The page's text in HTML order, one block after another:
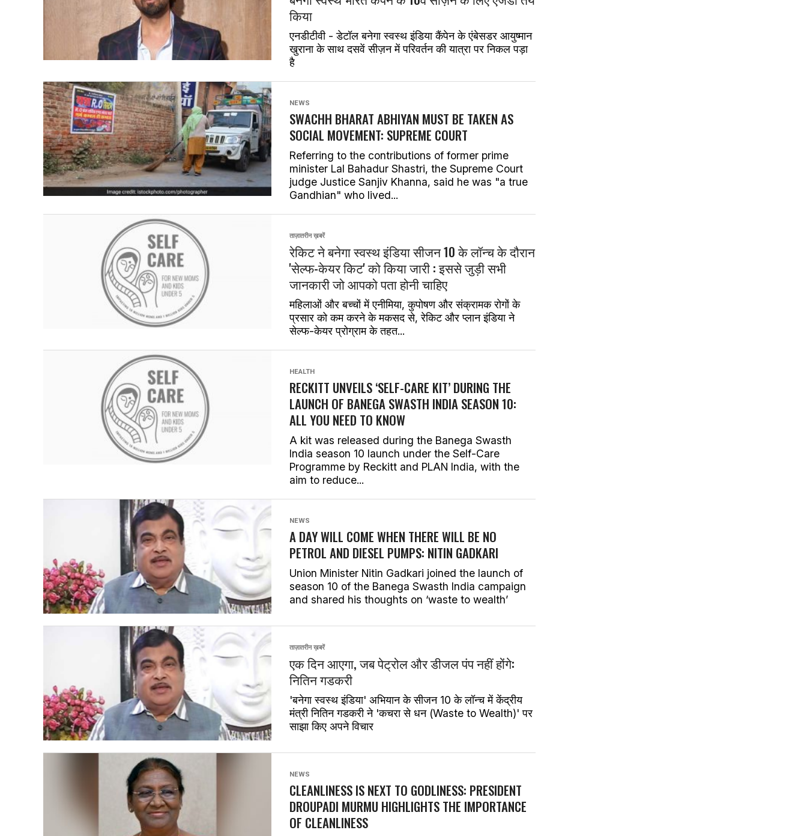
किया
एनडीटीवी - डेटॉल बनेगा स्वस्थ इंडिया कैंपेन के एंबेसडर आयुष्मान
खुराना के साथ दसवें सीज़न में परिवर्तन की यात्रा पर निकल पड़ा
है
NEWS
SWACHH BHARAT ABHIYAN MUST BE TAKEN AS
SOCIAL MOVEMENT: SUPREME COURT
Referring to the contributions of former prime
minister Lal Bahadur Shastri, the Supreme Court
judge Justice Sanjiv Khanna, said he was "a true
Gandhian" who lived...
ताज़ातरीन ख़बरें
रेकिट ने बनेगा स्वस्थ इंडिया सीजन 10 के लॉन्च के दौरान
'सेल्फ-केयर किट' को किया जारी : इससे जुड़ी सभी
जानकारी जो आपको पता होनी चाहिए
महिलाओं और बच्चों में एनीमिया, कुपोषण और संक्रामक रोगों के
प्रसार को कम करने के मकसद से, रेकिट और प्लान इंडिया ने
सेल्फ-केयर प्रोग्राम के तहत...
HEALTH
RECKITT UNVEILS ‘SELF-CARE KIT’ DURING THE
LAUNCH OF BANEGA SWASTH INDIA SEASON 10:
ALL YOU NEED TO KNOW
A kit was released during the Banega Swasth
India season 10 launch under the Self-Care
Programme by Reckitt and PLAN India, with the
aim to reduce...
NEWS
A DAY WILL COME WHEN THERE WILL BE NO
PETROL AND DIESEL PUMPS: NITIN GADKARI
Union Minister Nitin Gadkari joined the launch of
season 10 of the Banega Swasth India campaign
and shared his thoughts on ‘waste to wealth’
ताज़ातरीन ख़बरें
एक दिन आएगा, जब पेट्रोल और डीजल पंप नहीं होंगे:
नितिन गडकरी
'बनेगा स्वस्थ इंडिया' अभियान के सीजन 10 के लॉन्च में केंद्रीय
मंत्री नितिन गडकरी ने 'कचरा से धन (Waste to Wealth)' पर
साझा किए अपने विचार
NEWS
CLEANLINESS IS NEXT TO GODLINESS: PRESIDENT
DROUPADI MURMU HIGHLIGHTS THE IMPORTANCE
OF CLEANLINESS